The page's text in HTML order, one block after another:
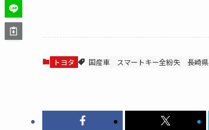
トヨタ 国産車 スマートキー全紛失 長崎県